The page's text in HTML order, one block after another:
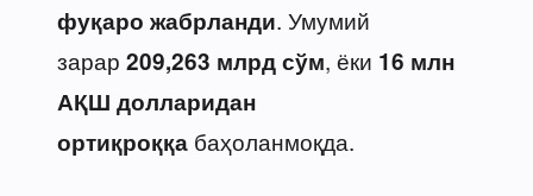
фуқаро жабрланди. Умумий
зарар 209,263 млрд сўм, ёки 16 млн
АҚШ долларидан
ортиқроққа баҳоланмоқда.